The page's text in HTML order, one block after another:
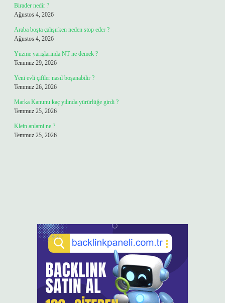
Birader nedir ?
Ağustos 4, 2026
Araba boşta çalışırken neden stop eder ?
Ağustos 4, 2026
Yüzme yarışlarında NT ne demek ?
Temmuz 29, 2026
Yeni evli çiftler nasıl boşanabilir ?
Temmuz 26, 2026
Marka Kanunu kaç yılında yürürlüğe girdi ?
Temmuz 25, 2026
Klein anlami ne ?
Temmuz 25, 2026